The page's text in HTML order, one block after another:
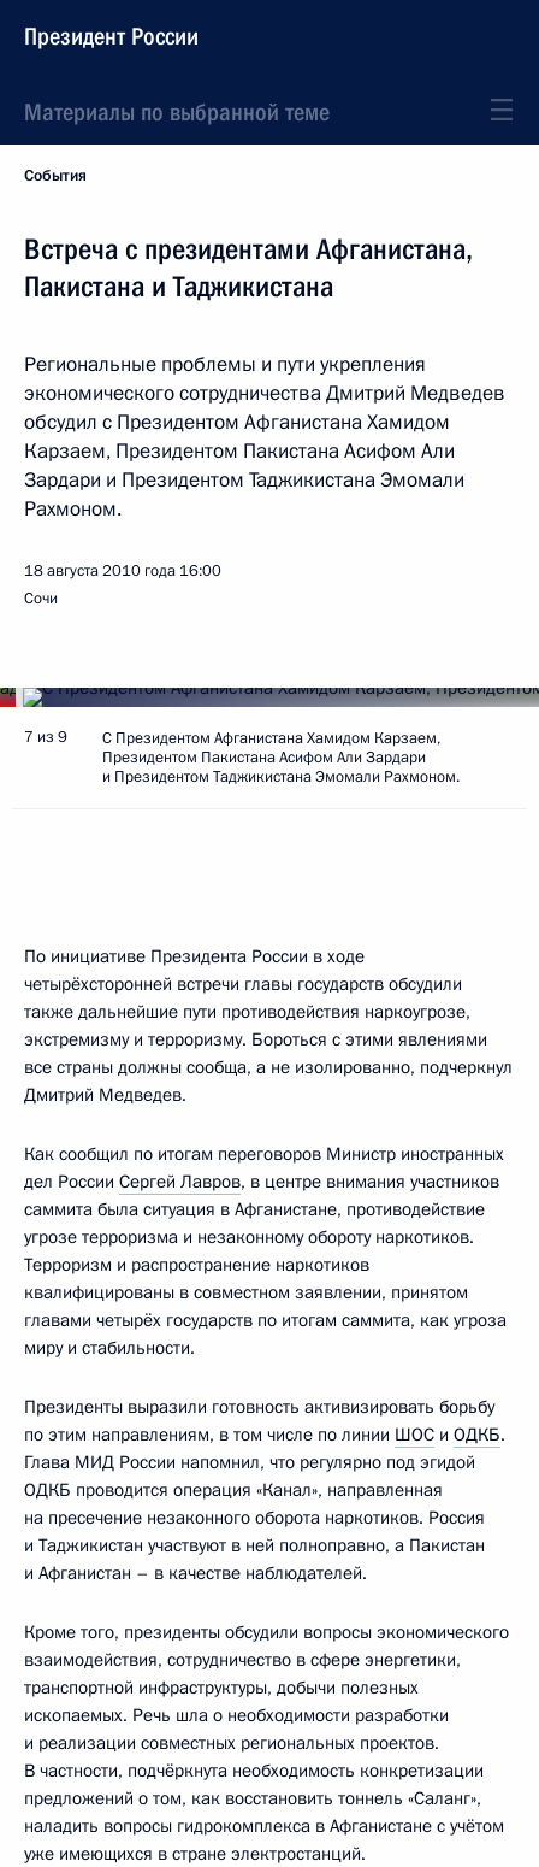
Президент России
Материалы по выбранной теме
События
Встреча с президентами Афганистана,
Пакистана и Таджикистана
Региональные проблемы и пути укрепления
экономического сотрудничества Дмитрий Медведев
обсудил с Президентом Афганистана Хамидом
Карзаем, Президентом Пакистана Асифом Али
Зардари и Президентом Таджикистана Эмомали
Рахмоном.
18 августа 2010 года 16:00
Сочи
7 из 9
С Президентом Афганистана Хамидом Карзаем,
Президентом Пакистана Асифом Али Зардари
и Президентом Таджикистана Эмомали Рахмоном.
По инициативе Президента России в ходе
четырёхсторонней встречи главы государств обсудили
также дальнейшие пути противодействия наркоугрозе,
экстремизму и терроризму. Бороться с этими явлениями
все страны должны сообща, а не изолированно, подчеркнул
Дмитрий Медведев.
Как сообщил по итогам переговоров Министр иностранных
дел России Сергей Лавров, в центре внимания участников
саммита была ситуация в Афганистане, противодействие
угрозе терроризма и незаконному обороту наркотиков.
Терроризм и распространение наркотиков
квалифицированы в совместном заявлении, принятом
главами четырёх государств по итогам саммита, как угроза
миру и стабильности.
Президенты выразили готовность активизировать борьбу
по этим направлениям, в том числе по линии ШОС и ОДКБ.
Глава МИД России напомнил, что регулярно под эгидой
ОДКБ проводится операция «Канал», направленная
на пресечение незаконного оборота наркотиков. Россия
и Таджикистан участвуют в ней полноправно, а Пакистан
и Афганистан – в качестве наблюдателей.
Кроме того, президенты обсудили вопросы экономического
взаимодействия, сотрудничество в сфере энергетики,
транспортной инфраструктуры, добычи полезных
ископаемых. Речь шла о необходимости разработки
и реализации совместных региональных проектов.
В частности, подчёркнута необходимость конкретизации
предложений о том, как восстановить тоннель «Саланг»,
наладить вопросы гидрокомплекса в Афганистане с учётом
уже имеющихся в стране электростанций.